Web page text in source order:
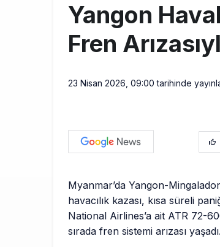
Yangon
Fren
23 Nisan 2026, 09:00 tarihinde
Myanmar’da Yangon-
havacılık kazası, kısa süreli
National Airlines’a ait ATR 72-
sırada fren sistemi arızası yaşadı.